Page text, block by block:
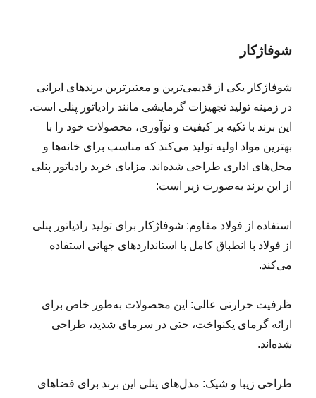
شوفاژکار
شوفاژکار یکی از قدیمی‌ترین و معتبرترین برندهای ایرانی
در زمینه تولید تجهیزات گرمایشی مانند رادیاتور پنلی است.
این برند با تکیه بر کیفیت و نوآوری، محصولات خود را با
بهترین مواد اولیه تولید می‌کند که مناسب برای خانه‌ها و
محل‌های اداری طراحی شده‌اند. مزایای خرید رادیاتور پنلی
از این برند به‌صورت زیر است:
استفاده از فولاد مقاوم: شوفاژکار برای تولید رادیاتور پنلی
از فولاد با انطباق کامل با استانداردهای جهانی استفاده
می‌کند.
ظرفیت حرارتی عالی: این محصولات به‌طور خاص برای
ارائه گرمای یکنواخت، حتی در سرمای شدید، طراحی
شده‌اند.
طراحی زیبا و شیک: مدل‌های پنلی این برند برای فضاهای